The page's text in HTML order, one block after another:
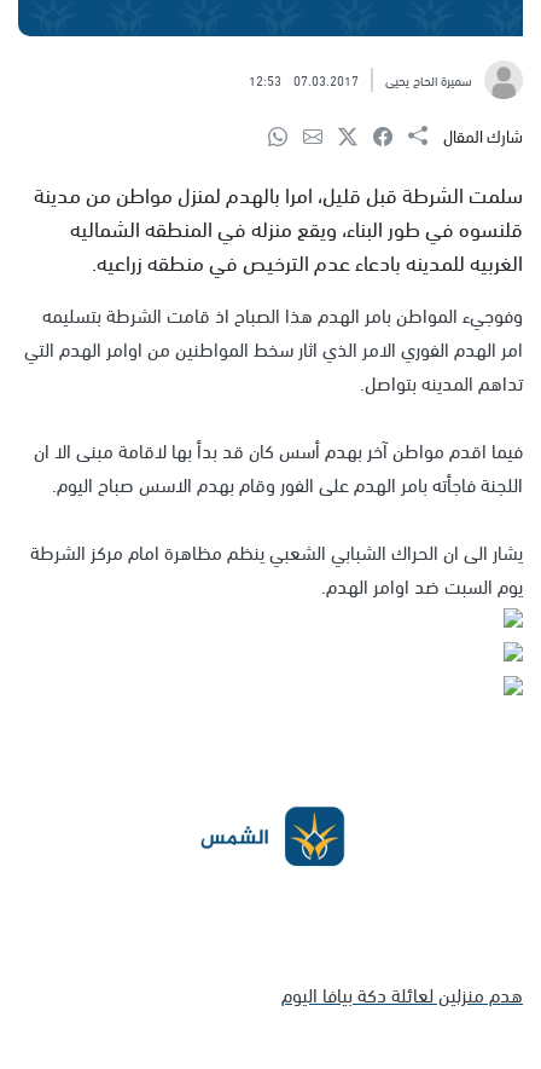
سميرة الحاج يحيى 07.03.2017
12:53
شارك المقال
سلمت الشرطة قبل قليل، امرا بالهدم لمنزل مواطن من مدينة
قلنسوه في طور البناء، ويقع منزله في المنطقه الشماليه
الغربيه للمدينه بادعاء عدم الترخيص في منطقه زراعيه.
وفوجيء المواطن بامر الهدم هذا الصباح اذ قامت الشرطة بتسليمه
امر الهدم الفوري الامر الذي اثار سخط المواطنين من اوامر الهدم التي
تداهم المدينه بتواصل.
فيما اقدم مواطن آخر بهدم أسس كان قد بدأ بها لاقامة مبنى الا ان
اللجنة فاجأته بامر الهدم على الفور وقام بهدم الاسس صباح اليوم.
يشار الى ان الحراك الشبابي الشعبي ينظم مظاهرة امام مركز الشرطة
يوم السبت ضد اوامر الهدم.
هدم منزلين لعائلة دكة بيافا اليوم